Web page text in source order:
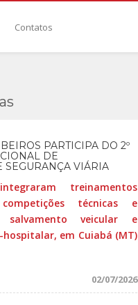
Contatos
PARTICIPA DO 2º
DE
SEGURANÇA VIÁRIA
treinamentos
competições técnicas e
salvamento veicular e
em Cuiabá (MT)
02/07/2026